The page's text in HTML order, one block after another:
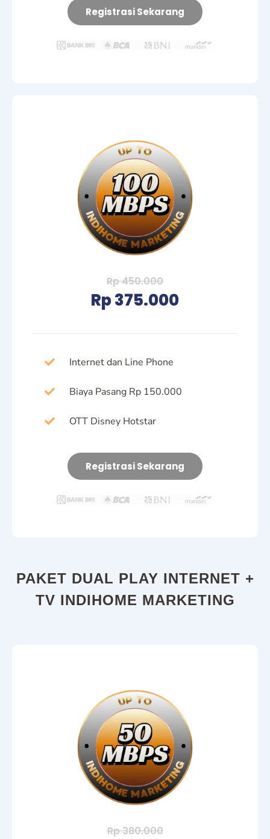
Registrasi Sekarang
Rp 450.000
Rp 375.000
Internet dan Line Phone
Biaya Pasang Rp 150.000
OTT Disney Hotstar
Registrasi Sekarang
PAKET DUAL PLAY INTERNET +
TV INDIHOME MARKETING
Rp 380.000